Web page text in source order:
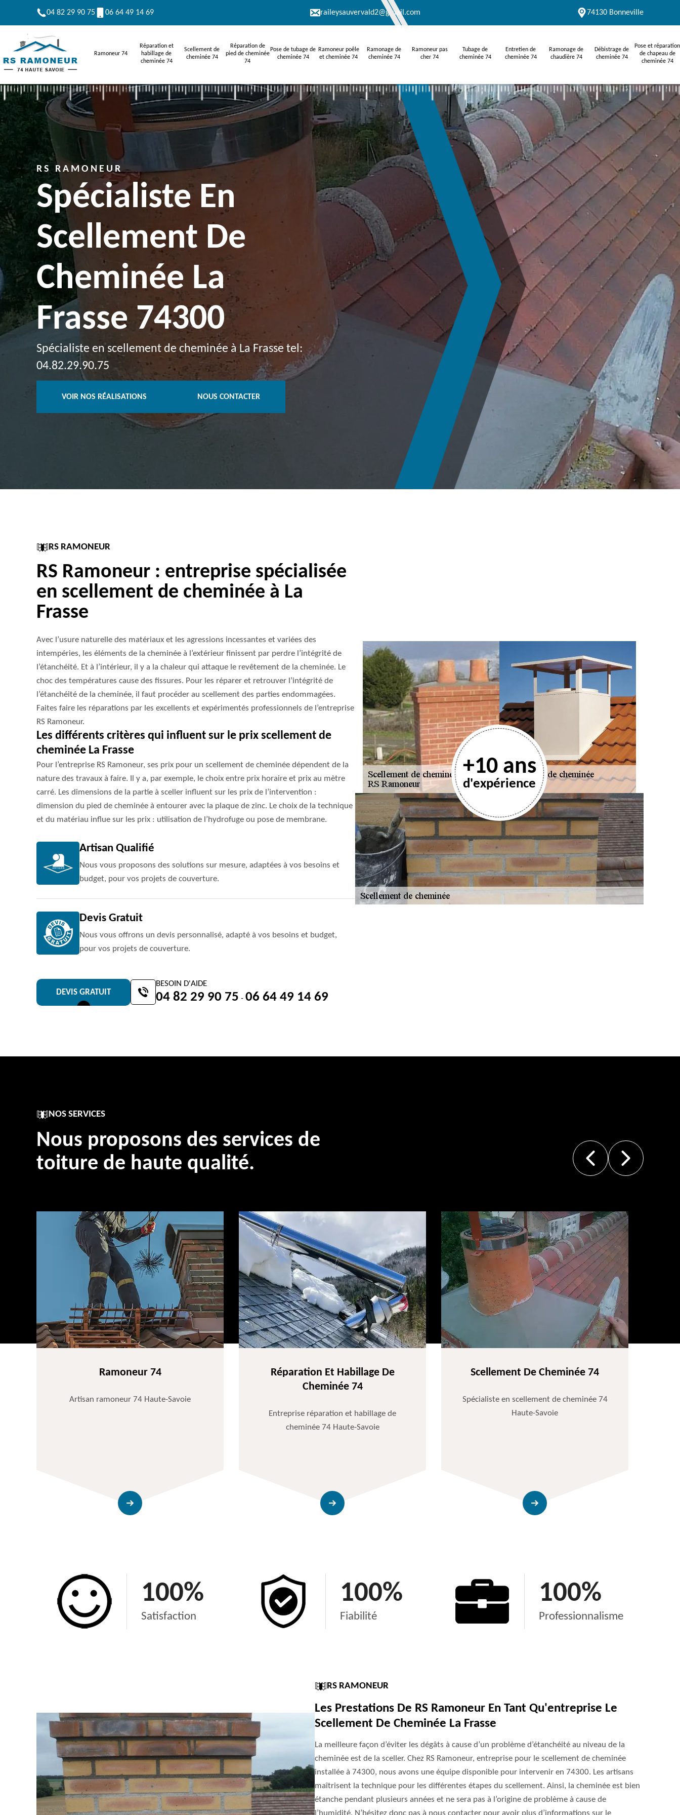
04 82 29 90 75 06 64 49 14 69 raileysauvervald2@gmail.com 74130 Bonneville
Ramoneur 74
Réparation et
habillage de
cheminée 74
Scellement de
cheminée 74
Réparation de
pied de cheminée
74
Pose de tubage de
cheminée 74
Ramoneur poêle
et cheminée 74
Ramonage de
cheminée 74
Ramoneur pas
cher 74
Tubage de
cheminée 74
Entretien de
cheminée 74
Ramonage de
chaudière 74
Débistrage de
cheminée 74
Pose et réparation
de chapeau de
cheminée 74
RS RAMONEUR
Spécialiste En
Scellement De
Cheminée La
Frasse 74300
Spécialiste en scellement de cheminée à La Frasse tel:
04.82.29.90.75
VOIR NOS RÉALISATIONS NOUS CONTACTER
RS RAMONEUR
RS Ramoneur : entreprise spécialisée
en scellement de cheminée à La
Frasse
Avec l’usure naturelle des matériaux et les agressions incessantes et variées des
intempéries, les éléments de la cheminée à l’extérieur finissent par perdre l’intégrité de
l’étanchéité. Et à l’intérieur, il y a la chaleur qui attaque le revêtement de la cheminée. Le
choc des températures cause des fissures. Pour les réparer et retrouver l’intégrité de
l’étanchéité de la cheminée, il faut procéder au scellement des parties endommagées.
Faites faire les réparations par les excellents et expérimentés professionnels de l’entreprise
RS Ramoneur.
Les différents critères qui influent sur le prix scellement de
cheminée La Frasse
Pour l’entreprise RS Ramoneur, ses prix pour un scellement de cheminée dépendent de la
nature des travaux à faire. Il y a, par exemple, le choix entre prix horaire et prix au mètre
carré. Les dimensions de la partie à sceller influent sur les prix de l’intervention :
dimension du pied de cheminée à entourer avec la plaque de zinc. Le choix de la technique
et du matériau influe sur les prix : utilisation de l’hydrofuge ou pose de membrane.
Artisan Qualifié
Nous vous proposons des solutions sur mesure, adaptées à vos besoins et
budget, pour vos projets de couverture.
Devis Gratuit
Nous vous offrons un devis personnalisé, adapté à vos besoins et budget,
pour vos projets de couverture.
DEVIS GRATUIT
BESOIN D'AIDE
04 82 29 90 75 - 06 64 49 14 69
+10 ans
d'expérience
NOS SERVICES
Nous proposons des services de
toiture de haute qualité.
Ramoneur 74
Artisan ramoneur 74 Haute-Savoie
Réparation Et Habillage De
Cheminée 74
Entreprise réparation et habillage de
cheminée 74 Haute-Savoie
Scellement De Cheminée 74
Spécialiste en scellement de cheminée 74
Haute-Savoie
100%
Satisfaction
100%
Fiabilité
100%
Professionnalisme
RS RAMONEUR
Les Prestations De RS Ramoneur En Tant Qu'entreprise Le
Scellement De Cheminée La Frasse
La meilleure façon d’éviter les dégâts à cause d’un problème d’étanchéité au niveau de la
cheminée est de la sceller. Chez RS Ramoneur, entreprise pour le scellement de cheminée
installée à 74300, nous avons une équipe disponible pour intervenir en 74300. Les artisans
maîtrisent la technique pour les différentes étapes du scellement. Ainsi, la cheminée est bien
étanche pendant plusieurs années et ne sera pas à l’origine de problème à cause de
l’humidité. N’hésitez donc pas à nous contacter pour avoir plus d’informations sur le